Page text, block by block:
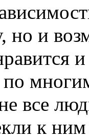
но и
и
по
все
к